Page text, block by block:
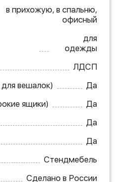
в прихожую, в спальню,
офисный
для
одежды
ЛДСП
вешалок)
Да
ящики)
Да
Да
Да
Стендмебель
Сделано в России